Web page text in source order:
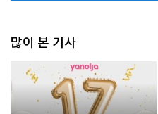
많이 본 기사